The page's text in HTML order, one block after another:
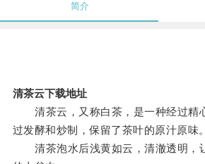
简介
清茶云下载地址
清茶云，又称白茶，是一种经过精
过发酵和炒制，保留了茶叶的原汁原味。
清茶泡水后浅黄如云，清澈透明，